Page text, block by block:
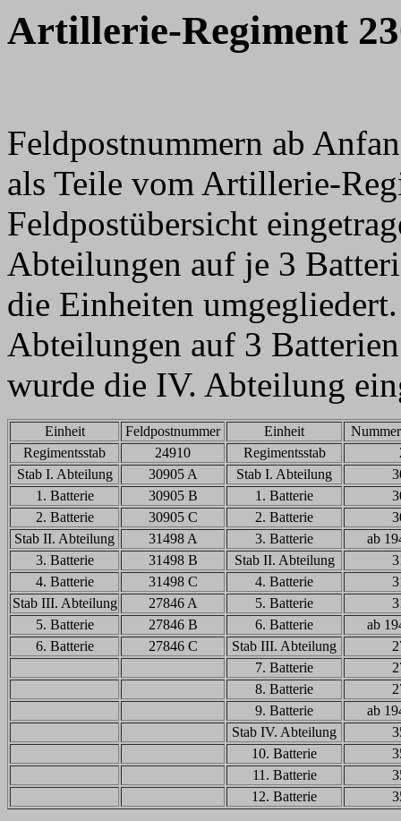
Artillerie-Regiment
Feldpostnummern ab
als Teile vom Artillerie-
Feldpostübersicht
Abteilungen auf je 3
die Einheiten
Abteilungen auf 3
wurde die IV. Abteilung
Einheit Feldpostnummer Einheit
Regimentsstab
24910 Regimentsstab
Stab I. Abteilung
30905 A Stab I. Abteilung
1. Batterie
30905 B 1. Batterie
2. Batterie
30905 C 2. Batterie
Stab II. Abteilung
31498 A 3. Batterie
ab
3. Batterie
31498 B Stab II. Abteilung
4. Batterie
31498 C 4. Batterie
Stab III. Abteilung
27846 A 5. Batterie
5. Batterie
27846 B 6. Batterie
ab
6. Batterie
27846 C Stab III. Abteilung
7. Batterie
8. Batterie
9. Batterie
ab
Stab IV. Abteilung
10. Batterie
11. Batterie
12. Batterie